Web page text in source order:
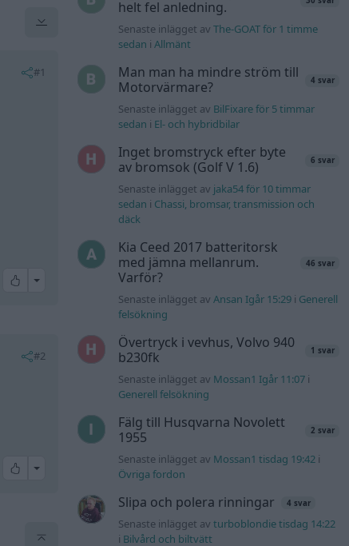
#1
All reactions
#2
All reactions
helt fel anledning.
Senaste inlägget avThe-GOAT för 1 timme
sedan iAllmänt
Man man ha mindre ström till
Motorvärmare?
4 svar
Senaste inlägget av BilFixare för 5 timmar
sedan i El- och hybridbilar
Inget bromstryck efter byte
av bromsok (Golf V 1.6)
6 svar
Senaste inlägget av jaka54 för 10 timmar
sedan i Chassi, bromsar, transmission och
däck
Kia Ceed 2017 batteritorsk
med jämna mellanrum.
Varför?
46 svar
Senaste inlägget avAnsan Igår 15:29 i Generell
felsökning
Övertryck i vevhus, Volvo 940
b230fk
1 svar
Senaste inlägget av Mossan1 Igår 11:07 i
Generell felsökning
Fälg till Husqvarna Novolett
1955
2 svar
Senaste inlägget av Mossan1 tisdag 19:42 i
Övriga fordon
Slipa och polera rinningar 4 svar
Senaste inlägget avturboblondie tisdag 14:22
i Bilvård och biltvätt